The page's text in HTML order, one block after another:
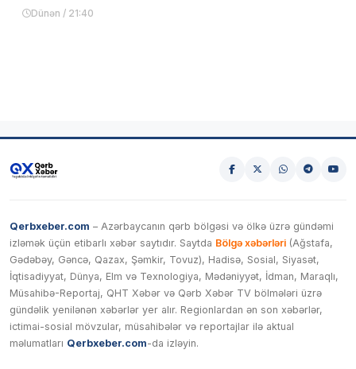
Dünən / 21:40
Qerbxeber.com – Azərbaycanın qərb bölgəsi və ölkə üzrə gündəmi
izləmək üçün etibarlı xəbər saytıdır. Saytda Bölgə xəbərləri (Ağstafa,
Gədəbəy, Gəncə, Qazax, Şəmkir, Tovuz), Hadisə, Sosial, Siyasət,
İqtisadiyyat, Dünya, Elm və Texnologiya, Mədəniyyət, İdman, Maraqlı,
Müsahibə-Reportaj, QHT Xəbər və Qərb Xəbər TV bölmələri üzrə
gündəlik yenilənən xəbərlər yer alır. Regionlardan ən son xəbərlər,
ictimai-sosial mövzular, müsahibələr və reportajlar ilə aktual
məlumatları Qerbxeber.com-da izləyin.